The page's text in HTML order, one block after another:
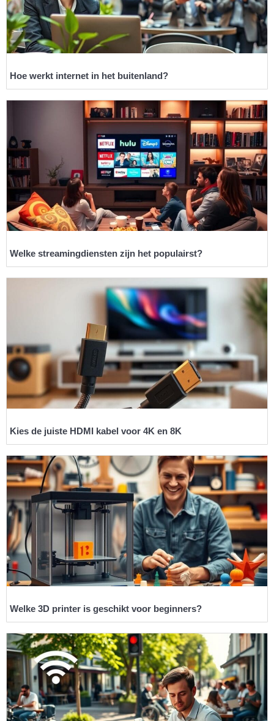
Hoe werkt internet in het buitenland?
Welke streamingdiensten zijn het populairst?
Kies de juiste HDMI kabel voor 4K en 8K
Welke 3D printer is geschikt voor beginners?